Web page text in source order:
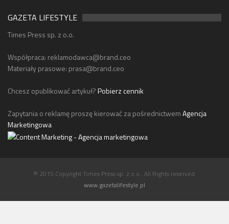
GAZETA LIFESTYLE
Times Press sp. z o.o.
Współpraca: reklamodawca@brand.ceo
Materiały prasowe: prasa@brand.ceo
Chcesz opublikować artykuł?Pobierz cennik
Zapytania o reklamę proszę kierować za pośrednictwemAgencja
Marketingowa
© 2015 Copyright Times Press sp. z o.o.. All Rights reserved.
www.gazetalifestyle.pl